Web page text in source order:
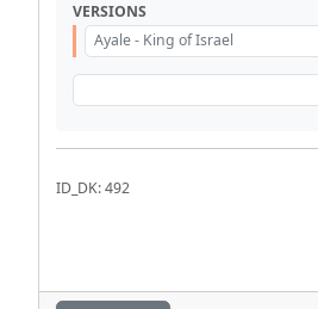
VERSIONS
Ayale - King of Israel
ID_DK: 492